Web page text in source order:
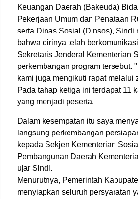
Keuangan Daerah (Bakeuda)
Pekerjaan Umum dan Penataan
serta Dinas Sosial (Dinsos), Sindi
bahwa dirinya telah
Sekretaris Jenderal Kementerian
perkembangan program tersebut.
kami juga mengikuti rapat melalui
Pada tahap ketiga ini terdapat 11
yang menjadi peserta.
Dalam kesempatan itu saya
langsung perkembangan
kepada Sekjen Kementerian
Pembangunan Daerah
ujar Sindi.
Menurutnya, Pemerintah
menyiapkan seluruh persyaratan